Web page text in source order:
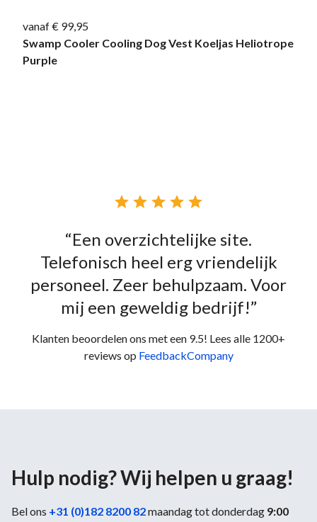
vanaf € 99,95
Swamp Cooler Cooling Dog Vest Koeljas Heliotrope
Purple
    
“Een overzichtelijke site.
Telefonisch heel erg vriendelijk
personeel. Zeer behulpzaam. Voor
mij een geweldig bedrijf!”
Klanten beoordelen ons met een 9.5! Lees alle 1200+
reviews op FeedbackCompany
Hulp nodig? Wij helpen u graag!
Bel ons +31 (0)182 8200 82maandag tot donderdag 9:00